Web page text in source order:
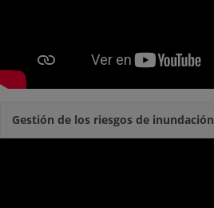
Gestión de los riesgos de inundación